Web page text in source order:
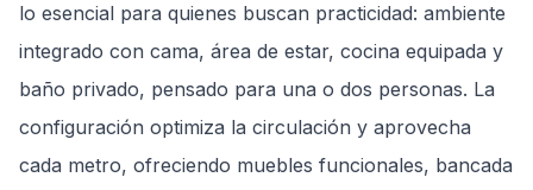
lo esencial para quienes buscan practicidad: ambiente
integrado con cama, área de estar, cocina equipada y
baño privado, pensado para una o dos personas. La
configuración optimiza la circulación y aprovecha
cada metro, ofreciendo muebles funcionales, bancada